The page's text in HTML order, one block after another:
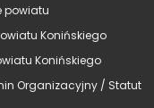
powiatu
Konińskiego
Konińskiego
Organizacyjny / Statut